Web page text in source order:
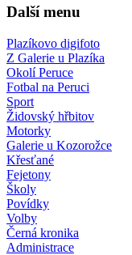
Další menu
Plazíkovo digifoto
Z Galerie u Plazíka
Okolí Peruce
Fotbal na Peruci
Sport
Židovský hřbitov
Motorky
Galerie u Kozorožce
Křesťané
Fejetony
Školy
Povídky
Volby
Černá kronika
Administrace